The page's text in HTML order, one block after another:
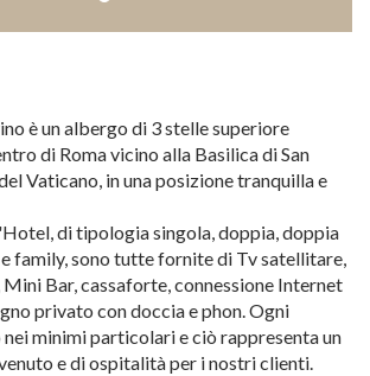
è un albergo di 3 stelle superiore
di Roma vicino alla Basilica di San
Vaticano, in una posizione tranquilla e
di tipologia singola, doppia, doppia
family, sono tutte fornite di Tv satellitare,
Bar, cassaforte, connessione Internet
privato con doccia e phon. Ogni
minimi particolari e ciò rappresenta un
e di ospitalità per i nostri clienti.